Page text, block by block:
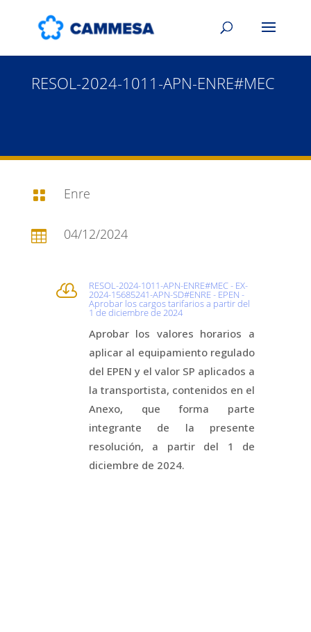
RESOL-2024-1011-APN-ENRE#MEC
 Enre
 04/12/2024
 RESOL-2024-1011-APN-ENRE#MEC - EX-
2024-15685241-APN-SD#ENRE - EPEN -
Aprobar los cargos tarifarios a partir del
1 de diciembre de 2024
Aprobar los valores horarios a
aplicar al equipamiento regulado
del EPEN y el valor SP aplicados a
la transportista, contenidos en el
Anexo, que forma parte
integrante de la presente
resolución, a partir del 1 de
diciembre de 2024.